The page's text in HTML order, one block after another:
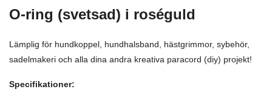
O-ring (svetsad) i roséguld
Lämplig för hundkoppel, hundhalsband, hästgrimmor, sybehör,
sadelmakeri och alla dina andra kreativa paracord (diy) projekt!
Specifikationer: